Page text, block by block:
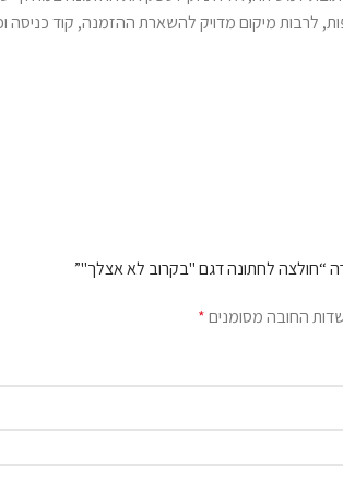
לרבות מיקום מדויק להשארת ההזמנה, קוד כניסה
“חולצה לחתונה דגם "בקרוב לא אצלך"”
החובה מסומנים*